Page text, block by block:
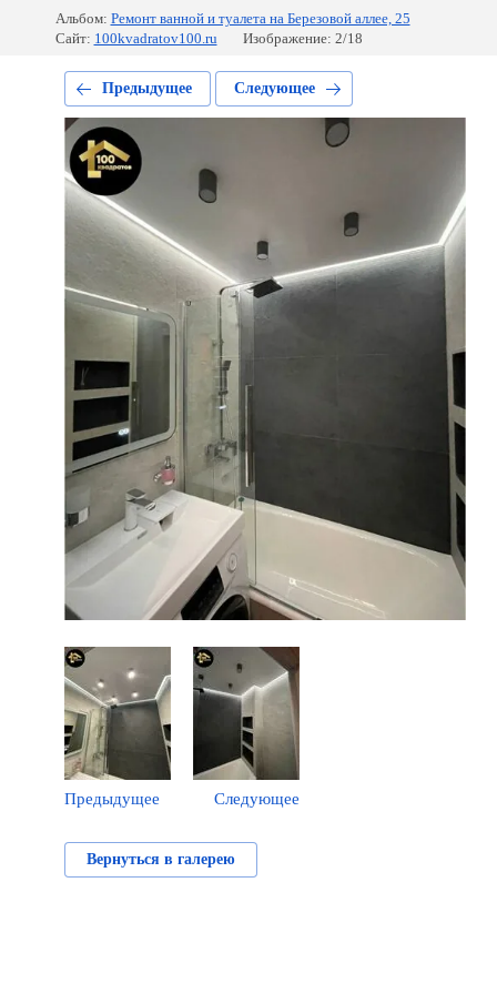
Альбом: Ремонт ванной и туалета на Березовой аллее, 25
Сайт: 100kvadratov100.ru Изображение: 2/18
Предыдущее Следующее
Предыдущее Следующее
Вернуться в галерею